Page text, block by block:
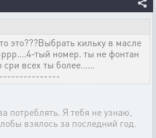
это???Выбрать кильку в масле
тый номер. ты не фонтан
всех ты более......
потреблять. Я тебя не узнаю,
взялось за последний год.